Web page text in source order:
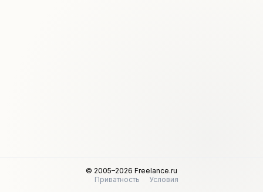
© 2005–2026 Freelance.ru
Приватность
Условия